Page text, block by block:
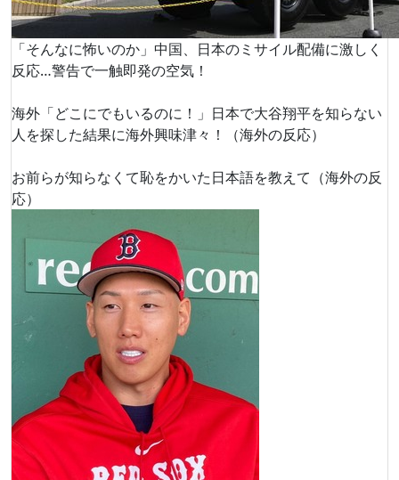
「そんなに怖いのか」中国、日本のミサイル配備に激しく
反応…警告で一触即発の空気！
海外「どこにでもいるのに！」日本で大谷翔平を知らない
人を探した結果に海外興味津々！（海外の反応）
お前らが知らなくて恥をかいた日本語を教えて（海外の反
応）